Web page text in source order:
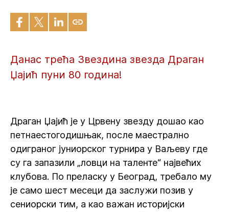
Данас трећа Звездина звезда Драган
Џајић пуни 80 година!
Драган Џајић је у Црвену звезду дошао као
петнаестогодишњак, после маестрално
одиграног јуниорског турнира у Ваљеву где
су га запазили „ловци на таленте“ највећих
клубова. По преласку у Београд, требало му
је само шест месеци да заслужи позив у
сениорски тим, а као важан историјски